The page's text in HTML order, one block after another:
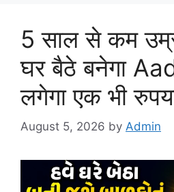
5 साल से कम
घर बैठे बनेगा
लगेगा एक भी
August 5, 2026 by Admin